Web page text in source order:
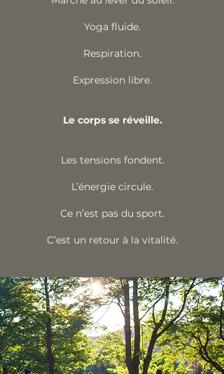
Yoga fluide.
Respiration.
Expression libre.
Le corps se réveille.
Les tensions fondent.
L’énergie circule.
Ce n’est pas du sport.
C’est un retour à la vitalité.